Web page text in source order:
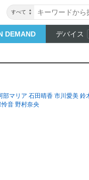
すべて
DEMAND デバイス
部マリア 石田晴香 市川愛美 鈴
怜音 野村奈央